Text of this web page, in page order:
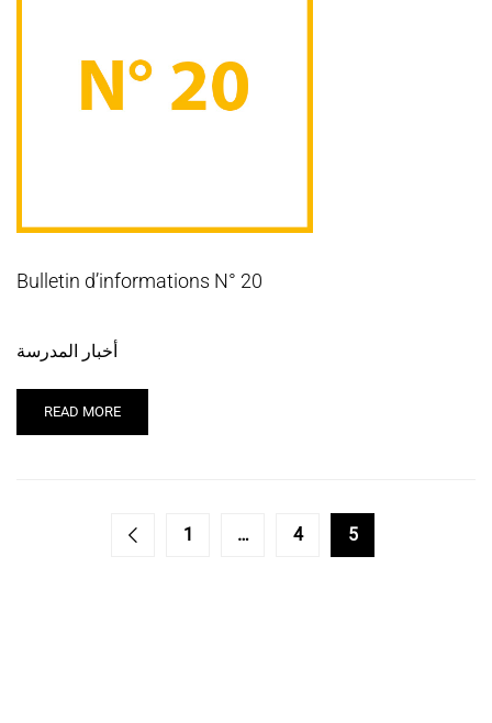
Bulletin d’informations N° 20
أخبار المدرسة
READ MORE
1 … 4 5